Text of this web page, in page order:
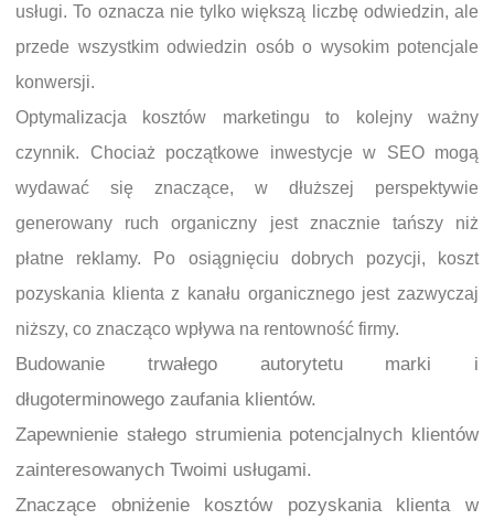
usługi. To oznacza nie tylko większą liczbę odwiedzin, ale
przede wszystkim odwiedzin osób o wysokim potencjale
konwersji.
Optymalizacja kosztów marketingu to kolejny ważny
czynnik. Chociaż początkowe inwestycje w SEO mogą
wydawać się znaczące, w dłuższej perspektywie
generowany ruch organiczny jest znacznie tańszy niż
płatne reklamy. Po osiągnięciu dobrych pozycji, koszt
pozyskania klienta z kanału organicznego jest zazwyczaj
niższy, co znacząco wpływa na rentowność firmy.
Budowanie trwałego autorytetu marki i
długoterminowego zaufania klientów.
Zapewnienie stałego strumienia potencjalnych klientów
zainteresowanych Twoimi usługami.
Znaczące obniżenie kosztów pozyskania klienta w